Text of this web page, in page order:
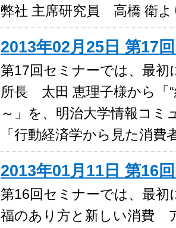
弊社 主席研究員 高橋 衛よ
2013年02月25日 第17
第17回セミナーでは、最
所長 太田 恵理子様から「
～」を、明治大学情報コ
「行動経済学から見た消
2013年01月11日 第16
第16回セミナーでは、最
福のあり方と新しい消費